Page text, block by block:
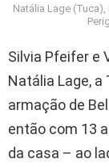
Natália Lage
Silvia Pfeifer e
Natália Lage, a
armação de
então com 13
da casa – ao